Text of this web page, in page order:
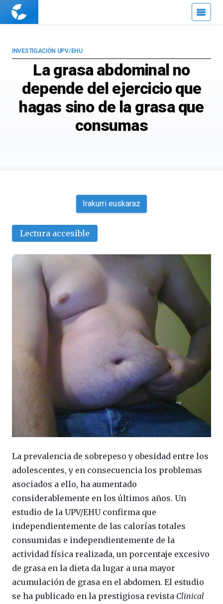
Cuaderno
La grasa abdominal no
depende del ejercicio que
hagas sino de la grasa que
consumas
INVESTIGACIÓN UPV/EHU
Irakurri euskaraz
Lectura accesible
La prevalencia de sobrepeso y obesidad entre los
adolescentes, y en consecuencia los problemas
asociados a ello, ha aumentado
considerablemente en los últimos años. Un
estudio de la UPV/EHU confirma que
independientemente de las calorías totales
consumidas e independientemente de la
actividad física realizada, un porcentaje excesivo
de grasa en la dieta da lugar a una mayor
acumulación de grasa en el abdomen. El estudio
se ha publicado en la prestigiosa revista Clinical